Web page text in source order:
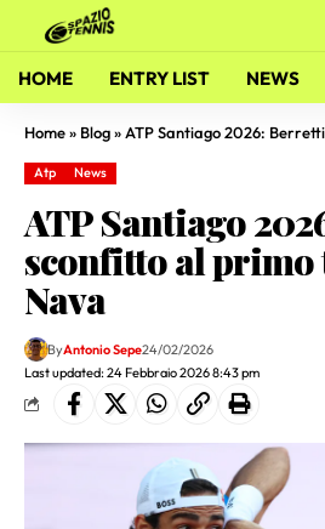
HOME ENTRY LIST NEWS
Home» Blog» ATP Santiago 2026: Berrettini
Atp News
ATP Santiago
sconfitto al primo
Nava
Last updated: 24 Febbraio 2026 8:43 pm
ByAntonio Sepe24/02/2026